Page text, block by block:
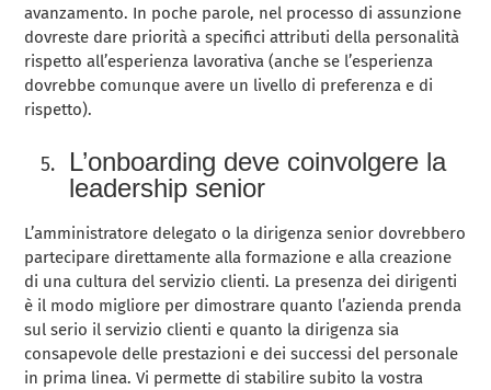
avanzamento. In poche parole, nel processo di assunzione
dovreste dare priorità a specifici attributi della personalità
rispetto all’esperienza lavorativa (anche se l’esperienza
dovrebbe comunque avere un livello di preferenza e di
rispetto).
L’onboarding deve coinvolgere la
leadership senior
L’amministratore delegato o la dirigenza senior dovrebbero
partecipare direttamente alla formazione e alla creazione
di una cultura del servizio clienti. La presenza dei dirigenti
è il modo migliore per dimostrare quanto l’azienda prenda
sul serio il servizio clienti e quanto la dirigenza sia
consapevole delle prestazioni e dei successi del personale
in prima linea. Vi permette di stabilire subito la vostra